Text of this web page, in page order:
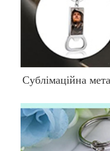
Сублімаційна